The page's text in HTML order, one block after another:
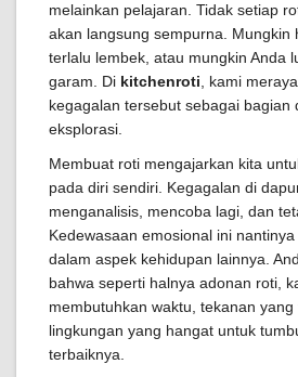
melainkan pelajaran. Tidak setiap
akan langsung sempurna. Mungkin
terlalu lembek, atau mungkin Anda
garam. Di kitchenroti , kami
kegagalan tersebut sebagai bagian
eksplorasi.
Membuat roti mengajarkan kita
pada diri sendiri. Kegagalan di
menganalisis, mencoba lagi, dan
Kedewasaan emosional ini
dalam aspek kehidupan lainnya.
bahwa seperti halnya adonan roti,
membutuhkan waktu, tekanan yang
lingkungan yang hangat untuk
terbaiknya.